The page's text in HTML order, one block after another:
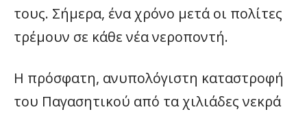
τους. Σήμερα, ένα χρόνο μετά οι πολίτες
τρέμουν σε κάθε νέα νεροποντή.
Η πρόσφατη, ανυπολόγιστη καταστροφή
του Παγασητικού από τα χιλιάδες νεκρά